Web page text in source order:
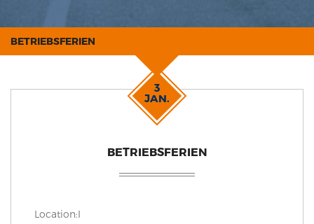
BETRIEBSFERIEN
3
JAN.
BETRIEBSFERIEN
Location:I